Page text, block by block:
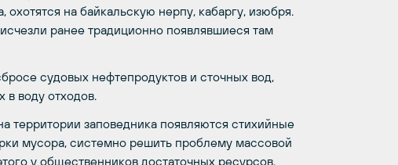
на байкальскую нерпу, кабаргу, изюбря.
ранее традиционно появлявшиеся там
судовых нефтепродуктов и сточных вод,
в воду отходов.
территории заповедника появляются стихийные
мусора, системно решить проблему массовой
у общественников достаточных ресурсов.